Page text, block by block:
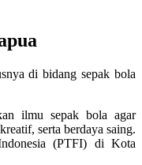
di bidang sepak bola
ilmu sepak bola agar
serta berdaya saing.
(PTFI) di Kota